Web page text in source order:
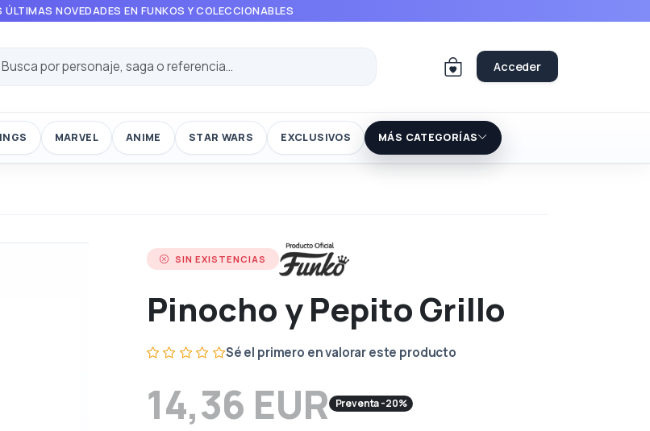
ÚLTIMAS NOVEDADES EN FUNKOS Y COLECCIONABLES
Acceder
MARVEL ANIME STAR WARS EXCLUSIVOS MÁS CATEGORÍAS
SIN EXISTENCIAS
Pinocho y Pepito Grillo
Sé el primero en valorar este producto
14,36 EUR Preventa -20%